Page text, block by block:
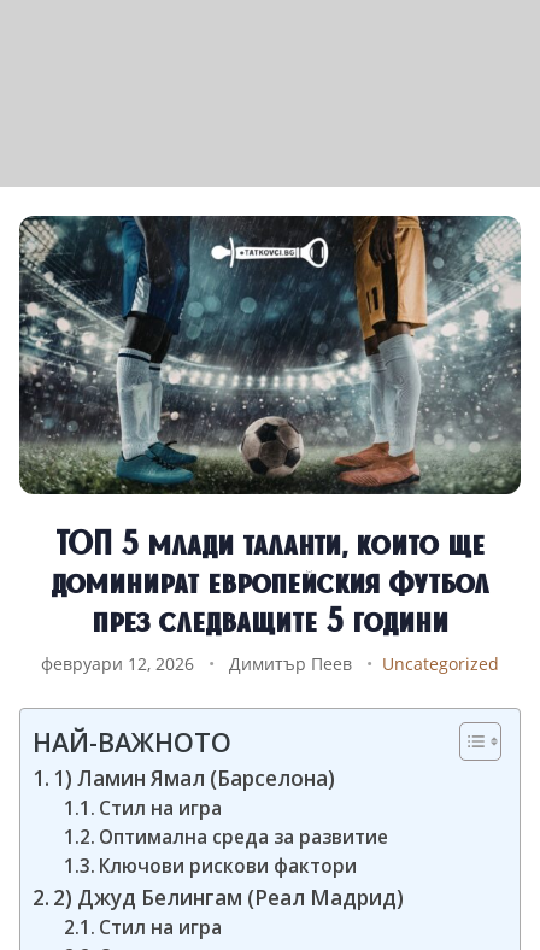
ТОП 5 млади таланти, които ще
доминират европейския футбол
през следващите 5 години
февруари 12, 2026 • Димитър Пеев • Uncategorized
НАЙ-ВАЖНОТО
1) Ламин Ямал (Барселона)
Стил на игра
Оптимална среда за развитие
Ключови рискови фактори
2) Джуд Белингам (Реал Мадрид)
Стил на игра